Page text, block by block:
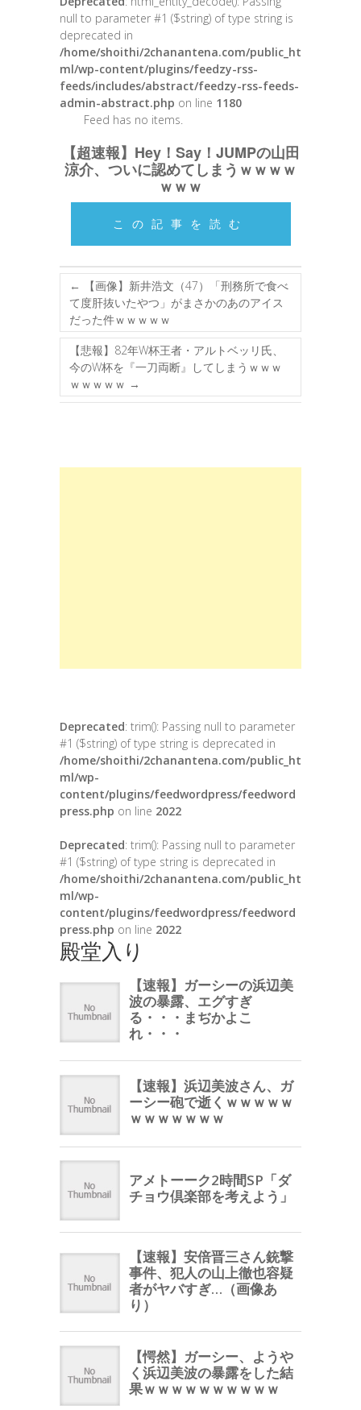
null to parameter #1 ($string) of type string is
deprecated in
/home/shoithi/2chanantena.com/public_ht
ml/wp-content/plugins/feedzy-rss-
feeds/includes/abstract/feedzy-rss-feeds-
admin-abstract.php on line 1180
Feed has no items.
【超速報】Hey！Say！JUMPの山田
涼介、ついに認めてしまうｗｗｗｗ
ｗｗｗ
この記事を読む
←
【画像】新井浩文（47）「刑務所で食べ
て度肝抜いたやつ」がまさかのあのアイス
だった件ｗｗｗｗｗ
【悲報】82年W杯王者・アルトベッリ氏、
今のW杯を『一刀両断』してしまうｗｗｗ
ｗｗｗｗｗ →
Deprecated: trim(): Passing null to parameter
#1 ($string) of type string is deprecated in
/home/shoithi/2chanantena.com/public_ht
ml/wp-
content/plugins/feedwordpress/feedword
press.php on line 2022
Deprecated: trim(): Passing null to parameter
#1 ($string) of type string is deprecated in
/home/shoithi/2chanantena.com/public_ht
ml/wp-
content/plugins/feedwordpress/feedword
press.php on line 2022
殿堂入り